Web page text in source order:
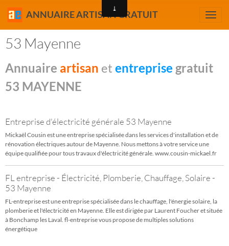
ANNUAIRE ARTISAN GRATUIT
53 Mayenne
Annuaire artisan et entreprise gratuit
53 MAYENNE
Entreprise d'électricité générale 53 Mayenne
Mickaël Cousin est une entreprise spécialisée dans les services d'installation et de
rénovation électriques autour de Mayenne. Nous mettons à votre service une
équipe qualifiée pour tous travaux d'électricité générale. www.cousin-mickael.fr
FL entreprise - Électricité, Plomberie, Chauffage, Solaire -
53 Mayenne
FL-entreprise est une entreprise spécialisée dans le chauffage, l'énergie solaire, la
plomberie et l'électricité en Mayenne. Elle est dirigée par Laurent Foucher et située
à Bonchamp les Laval. fl-entreprise vous propose de multiples solutions
énergétique